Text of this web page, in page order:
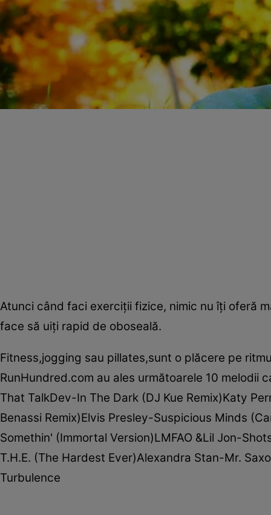
Atunci când faci exerciţii fizice, nimic nu îţi oferă
face să uiţi rapid de oboseală.
Fitness,jogging sau pillates,sunt o plăcere pe
RunHundred.com au ales următoarele 10 melodii
That TalkDev-In The Dark (DJ Kue Remix)Katy
Benassi Remix)Elvis Presley-Suspicious Minds
Somethin' (Immortal Version)LMFAO &Lil Jon-
T.H.E. (The Hardest Ever)Alexandra Stan-Mr.
Turbulence